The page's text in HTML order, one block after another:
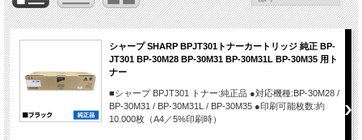
シャープ SHARP BPJT301トナーカートリッジ 純正 BP-
JT301 BP-30M28 BP-30M31 BP-30M31L BP-30M35 用ト
ナー
■シャープ BPJT301 トナー:純正品 ●対応機種:BP-30M28 /
BP-30M31 / BP-30M31L / BP-30M35 ●印刷可能枚数:約
10.000枚（A4／5%印刷時）